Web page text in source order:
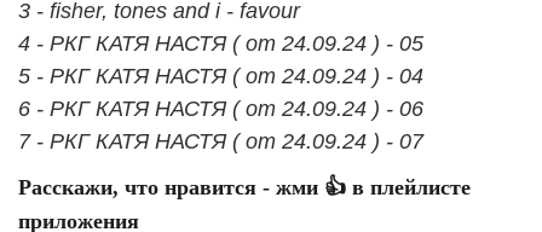
3 - fisher, tones and i - favour
4 - РКГ КАТЯ НАСТЯ ( от 24.09.24 ) - 05
5 - РКГ КАТЯ НАСТЯ ( от 24.09.24 ) - 04
6 - РКГ КАТЯ НАСТЯ ( от 24.09.24 ) - 06
7 - РКГ КАТЯ НАСТЯ ( от 24.09.24 ) - 07
Расскажи, что нравится - жми 👍 в плейлисте
приложения